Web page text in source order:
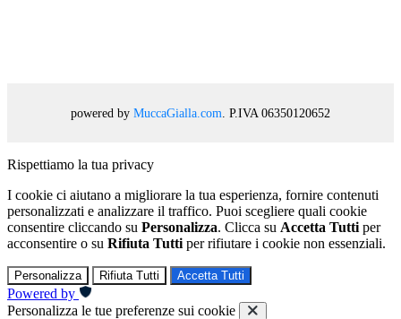
powered by MuccaGialla.com . P.IVA 06350120652
Rispettiamo la tua privacy
I cookie ci aiutano a migliorare la tua esperienza, fornire contenuti
personalizzati e analizzare il traffico. Puoi scegliere quali cookie
consentire cliccando su Personalizza. Clicca su Accetta Tutti per
acconsentire o su Rifiuta Tutti per rifiutare i cookie non essenziali.
Personalizza Rifiuta Tutti Accetta Tutti
Powered by
Personalizza le tue preferenze sui cookie